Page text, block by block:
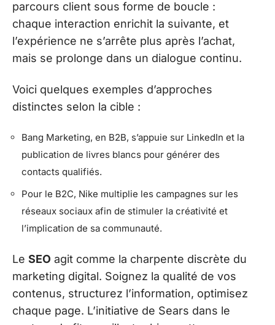
parcours client sous forme de boucle :
chaque interaction enrichit la suivante, et
l’expérience ne s’arrête plus après l’achat,
mais se prolonge dans un dialogue continu.
Voici quelques exemples d’approches
distinctes selon la cible :
Bang Marketing, en B2B, s’appuie sur LinkedIn et la
publication de livres blancs pour générer des
contacts qualifiés.
Pour le B2C, Nike multiplie les campagnes sur les
réseaux sociaux afin de stimuler la créativité et
l’implication de sa communauté.
Le SEO agit comme la charpente discrète du
marketing digital. Soignez la qualité de vos
contenus, structurez l’information, optimisez
chaque page. L’initiative de Sears dans le